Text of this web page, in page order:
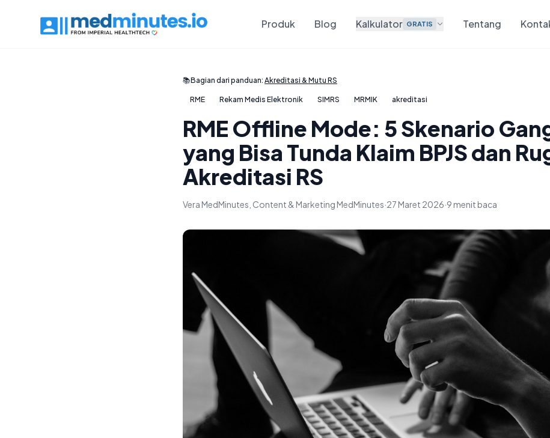
Produk Blog Kalkulator GRATIS Tentang
📚Bagian dari panduan: Akreditasi & Mutu RS
RME Rekam Medis Elektronik SIMRS MRMIK akreditasi
RME Offline Mode: 5 Skenario
yang Bisa Tunda Klaim BPJS dan
Akreditasi RS
Vera MedMinutes, Content & Marketing MedMinutes·27 Maret 2026·9 menit baca